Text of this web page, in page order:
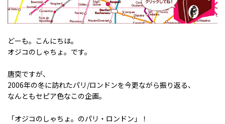
どーも。こんにちは。
オジコのしゃちょ。です。
唐突ですが、
2006年の冬に訪れたパリ/ロンドンを今更ながら振り返る、
なんともセピア色なこの企画。
「オジコのしゃちょ。のパリ・ロンドン」！